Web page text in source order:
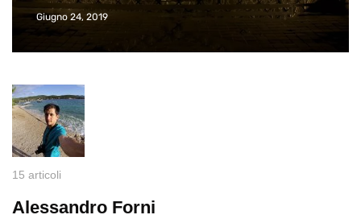
Giugno 24, 2019
15 articoli
Alessandro Forni